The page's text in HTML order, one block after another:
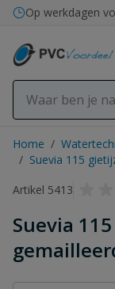
Ga naar de inhoud
Op werkdagen
Home /
/ Suevia 115
Artikel 5413
Suevia